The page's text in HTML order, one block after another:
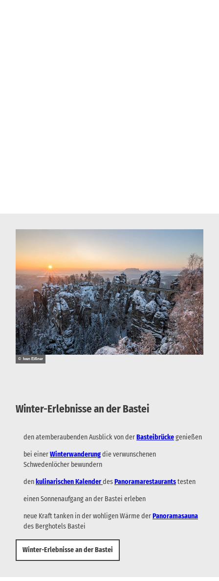
© Iven Eißner
Winter-Erlebnisse an der Bastei
den atemberaubenden Ausblick von derBasteibrückegenießen
bei einerWinterwanderungdie verwunschenen
Schwedenlöcher bewundern
den kulinarischen KalenderdesPanoramarestaurantstesten
einen Sonnenaufgang an der Bastei erleben
neue Kraft tanken in der wohligen Wärme derPanoramasauna
des Berghotels Bastei
Winter-Erlebnisse an der Bastei